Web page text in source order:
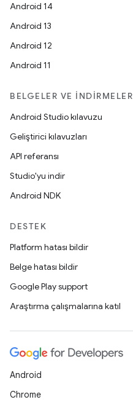
Android 14
Android 13
Android 12
Android 11
BELGELER VE İNDIRMELER
Android Studio kılavuzu
Geliştirici kılavuzları
API referansı
Studio'yu indir
Android NDK
DESTEK
Platform hatası bildir
Belge hatası bildir
Google Play support
Araştırma çalışmalarına katıl
Android
Chrome